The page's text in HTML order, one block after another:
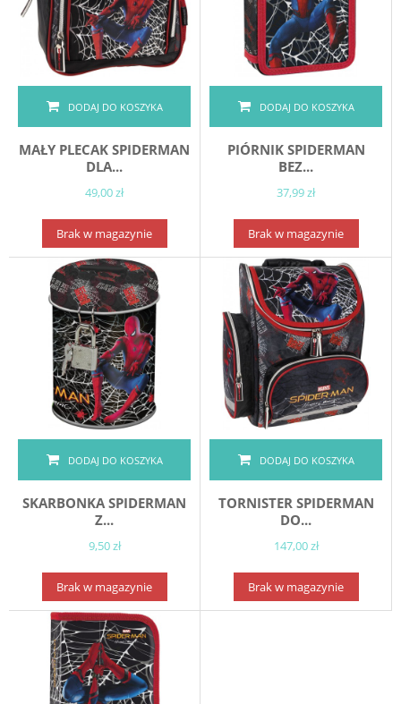
DODAJ DO KOSZYKA
MAŁY PLECAK SPIDERMAN
DLA...
49,00 zł
Brak w magazynie
DODAJ DO KOSZYKA
PIÓRNIK SPIDERMAN
BEZ...
37,99 zł
Brak w magazynie
DODAJ DO KOSZYKA
SKARBONKA SPIDERMAN
Z...
9,50 zł
Brak w magazynie
DODAJ DO KOSZYKA
TORNISTER SPIDERMAN
DO...
147,00 zł
Brak w magazynie